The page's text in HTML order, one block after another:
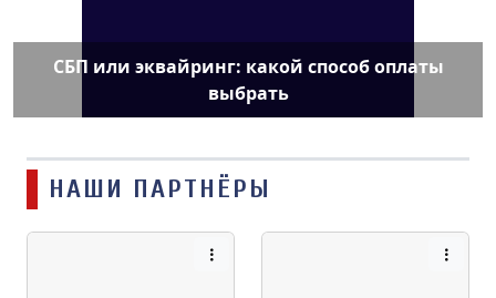
СБП или эквайринг: какой способ оплаты
выбрать
НАШИ ПАРТНЁРЫ